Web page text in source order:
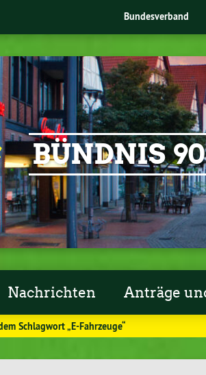
Bundesverband
BÜNDNIS
Nachrichten Anträge
Schlagwort „E-Fahrzeuge“